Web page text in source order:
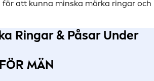
för att kunna minska mörka ringar och
Ringar & Påsar Under
MÄN